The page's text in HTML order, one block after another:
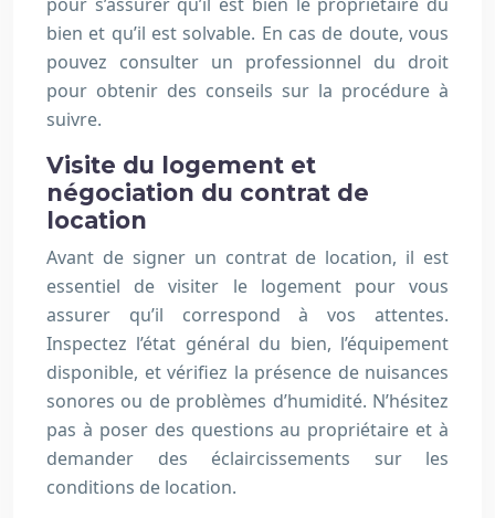
bien et qu’il est solvable. En cas de doute, vous
pouvez consulter un professionnel du droit
pour obtenir des conseils sur la procédure à
suivre.
Visite du logement et
négociation du contrat de
location
Avant de signer un contrat de location, il est
essentiel de visiter le logement pour vous
assurer qu’il correspond à vos attentes.
Inspectez l’état général du bien, l’équipement
disponible, et vérifiez la présence de nuisances
sonores ou de problèmes d’humidité. N’hésitez
pas à poser des questions au propriétaire et à
demander des éclaircissements sur les
conditions de location.